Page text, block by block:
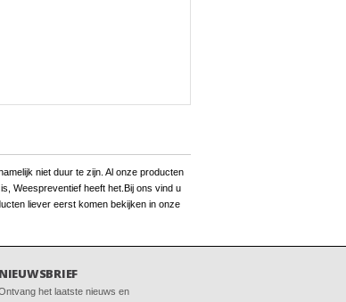
niet duur te zijn. Al onze producten
Weespreventief heeft het.Bij ons vind u
liever eerst komen bekijken in onze
NIEUWSBRIEF
het laatste nieuws en